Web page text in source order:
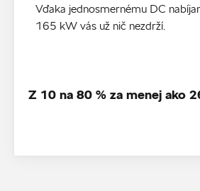
Vďaka jednosmernému DC
165 kW vás už nič nezdrží.
Z 10 na 80 % za menej ako